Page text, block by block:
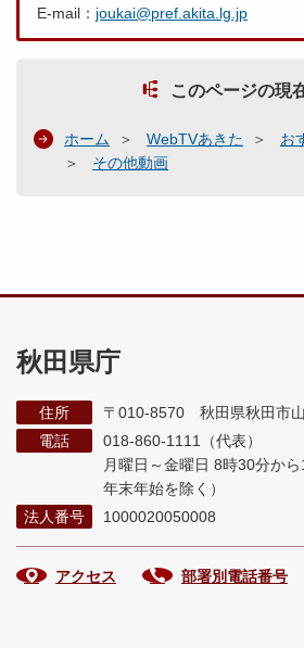
E-mail： joukai@pref.akita.lg.jp
このページの現
ホーム WebTVあきた
お
その他動画
秋田県庁
住所
〒010-8570 秋田県秋田市
電話
018-860-1111（代表）
月曜日～金曜日 8時30分か
年末年始を除く）
法人番号
1000020050008
アクセス 部署別電話番号